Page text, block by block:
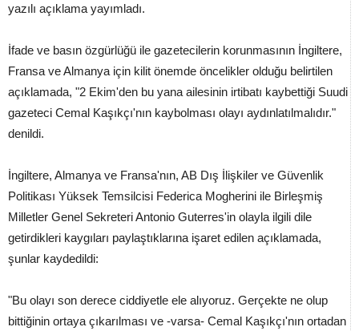
yazılı açıklama yayımladı.
İfade ve basın özgürlüğü ile gazetecilerin korunmasının İngiltere,
Fransa ve Almanya için kilit önemde öncelikler olduğu belirtilen
açıklamada, "2 Ekim'den bu yana ailesinin irtibatı kaybettiği Suudi
gazeteci Cemal Kaşıkçı'nın kaybolması olayı aydınlatılmalıdır."
denildi.
İngiltere, Almanya ve Fransa'nın, AB Dış İlişkiler ve Güvenlik
Politikası Yüksek Temsilcisi Federica Mogherini ile Birleşmiş
Milletler Genel Sekreteri Antonio Guterres'in olayla ilgili dile
getirdikleri kaygıları paylaştıklarına işaret edilen açıklamada,
şunlar kaydedildi:
"Bu olayı son derece ciddiyetle ele alıyoruz. Gerçekte ne olup
bittiğinin ortaya çıkarılması ve -varsa- Cemal Kaşıkçı'nın ortadan